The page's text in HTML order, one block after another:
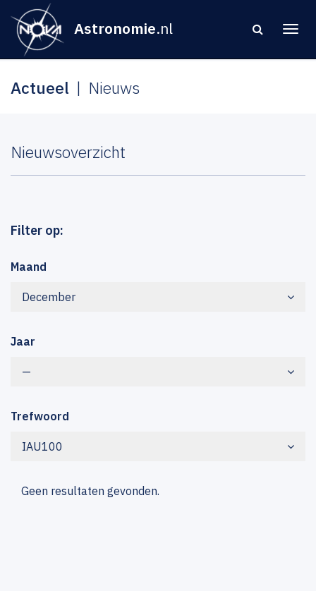
Astronomie.nl
Actueel Nieuws
Nieuwsoverzicht
Filter op:
Maand
December
Jaar
—
Trefwoord
IAU100
Geen resultaten gevonden.